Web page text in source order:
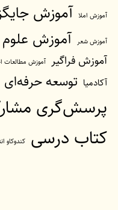
آموزش املا آموزش
آموزش شعر آموزش علوم
آموزش فراگیر آموزش مطالعات
آکادمیا توسعه حرفه‌ای
پرسش‌گری
کتاب درسی کندوکاو